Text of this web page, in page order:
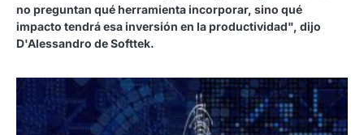
no preguntan qué herramienta incorporar, sino qué
impacto tendrá esa inversión en la productividad", dijo
D'Alessandro de Softtek.